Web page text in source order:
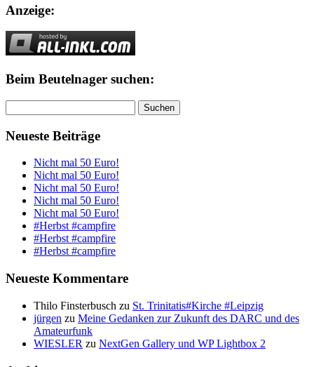
Anzeige:
Beim Beutelnager suchen:
nach:
Neueste Beiträge
Nicht mal 50 Euro!
Nicht mal 50 Euro!
Nicht mal 50 Euro!
Nicht mal 50 Euro!
Nicht mal 50 Euro!
#Herbst #campfire
#Herbst #campfire
#Herbst #campfire
Neueste Kommentare
Thilo Finsterbusch zu St. Trinitatis#Kirche #Leipzig
jürgen zu Meine Gedanken zur Zukunft des DARC und des
Amateurfunk
WIESLER zu NextGen Gallery und WP Lightbox 2